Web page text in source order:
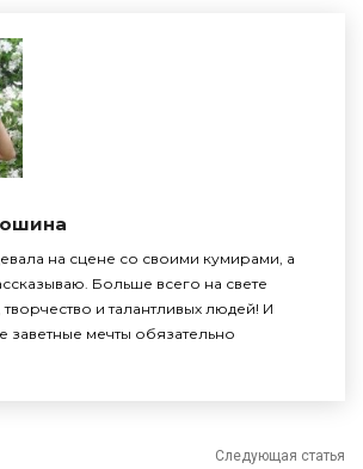
на сцене со своими кумирами, а
Больше всего на свете
и талантливых людей! И
заветные мечты обязательно
Следующая статья